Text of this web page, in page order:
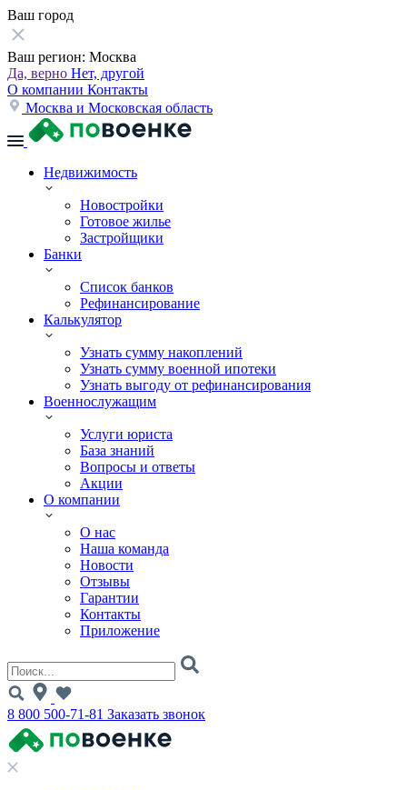
Ваш город
Ваш регион: Москва
Да, верно Нет, другой
О компании Контакты
Москва и Московская область
Недвижимость
Новостройки
Готовое жилье
Застройщики
Банки
Список банков
Рефинансирование
Калькулятор
Узнать сумму накоплений
Узнать сумму военной ипотеки
Узнать выгоду от рефинансирования
Военнослужащим
Услуги юриста
База знаний
Вопросы и ответы
Акции
О компании
О нас
Наша команда
Новости
Отзывы
Гарантии
Контакты
Приложение
8 800 500-71-81 Заказать звонок